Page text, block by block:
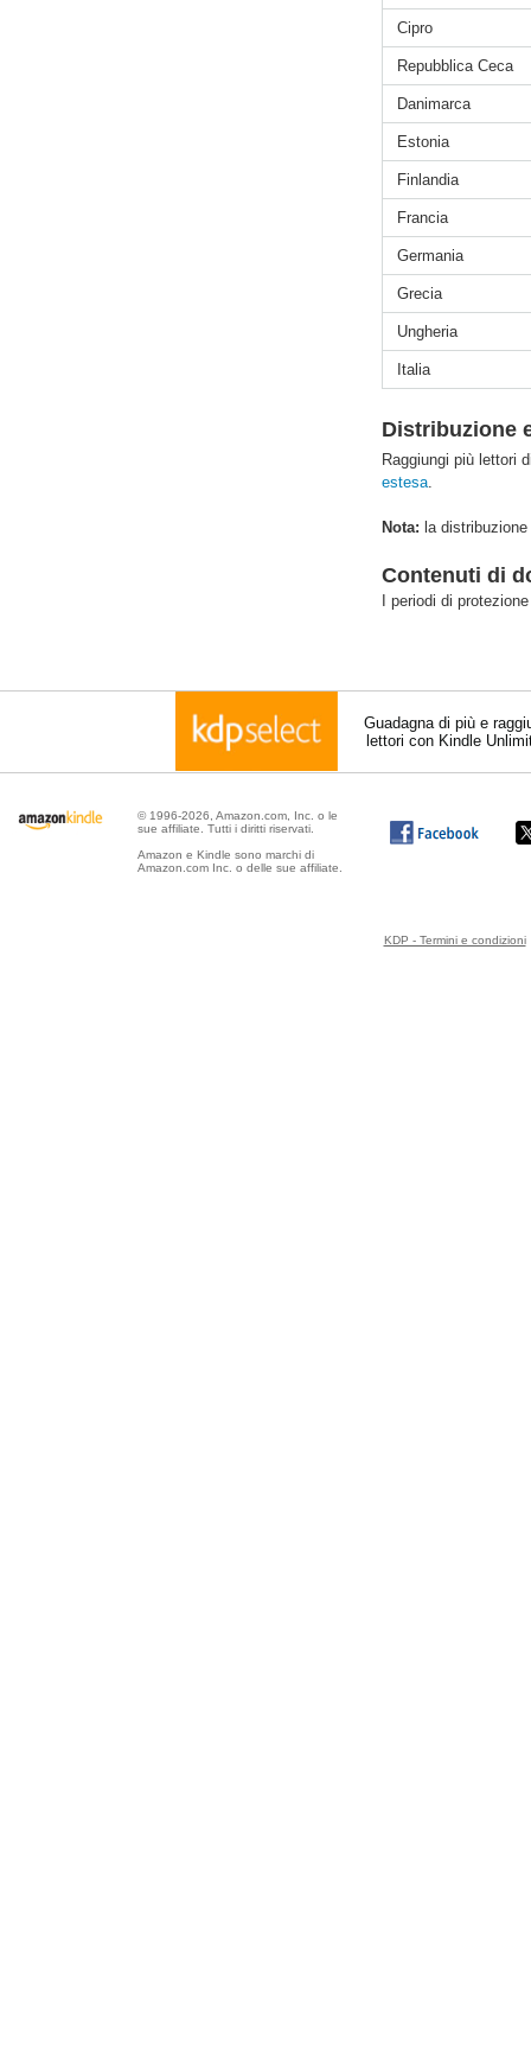
Cipro
Repubblica Ceca
Danimarca
Estonia
Finlandia
Francia
Germania
Grecia
Ungheria
Italia
Distribuzione
Raggiungi più lettori
estesa.
Nota: la
Contenuti di
I periodi di
Guadagna di più e
lettori con Kindle
© 1996-2026, Amazon.com, Inc. o le
sue affiliate. Tutti i diritti riservati.
Amazon e Kindle sono marchi di
Amazon.com Inc. o delle sue affiliate.
KDP - Termini e condizioni